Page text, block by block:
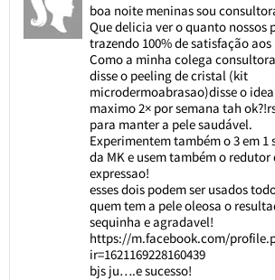
boa noite meninas sou
Que delicia ver o quanto nossos
trazendo 100% de satisfação
Como a minha colega consultora
disse o peeling de cristal (kit
microdermoabrasao)disse o
maximo 2× por semana tah
para manter a pele saudável.
Experimentem também o 3 em 1
da MK e usem também o redutor
expressao!
esses dois podem ser usados
quem tem a pele oleosa o
sequinha e agradavel!
https://m.facebook.com/
ir=1621169228160439
bjs ju….e sucesso!